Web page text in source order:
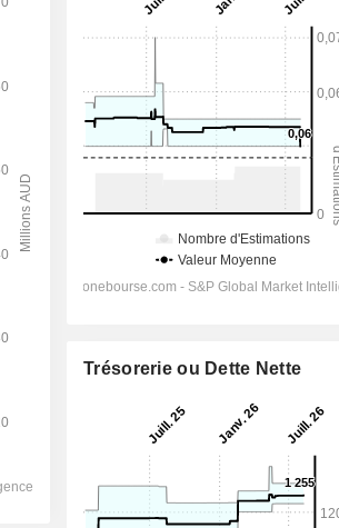
Trésorerie ou Dette Nette